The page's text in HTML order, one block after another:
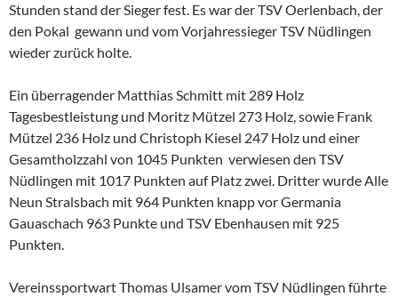
Stunden stand der Sieger fest. Es war der TSV Oerlenbach, der
den Pokal gewann und vom Vorjahressieger TSV Nüdlingen
wieder zurück holte.
Ein überragender Matthias Schmitt mit 289 Holz
Tagesbestleistung und Moritz Mützel 273 Holz, sowie Frank
Mützel 236 Holz und Christoph Kiesel 247 Holz und einer
Gesamtholzzahl von 1045 Punkten verwiesen den TSV
Nüdlingen mit 1017 Punkten auf Platz zwei. Dritter wurde Alle
Neun Stralsbach mit 964 Punkten knapp vor Germania
Gauaschach 963 Punkte und TSV Ebenhausen mit 925
Punkten.
Vereinssportwart Thomas Ulsamer vom TSV Nüdlingen führte